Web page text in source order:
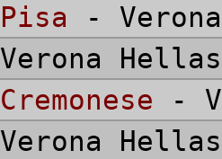
Pisa -
Verona
Cremonese -
Verona